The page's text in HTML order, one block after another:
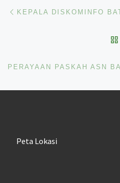
Navigasi pos
Peta Lokasi